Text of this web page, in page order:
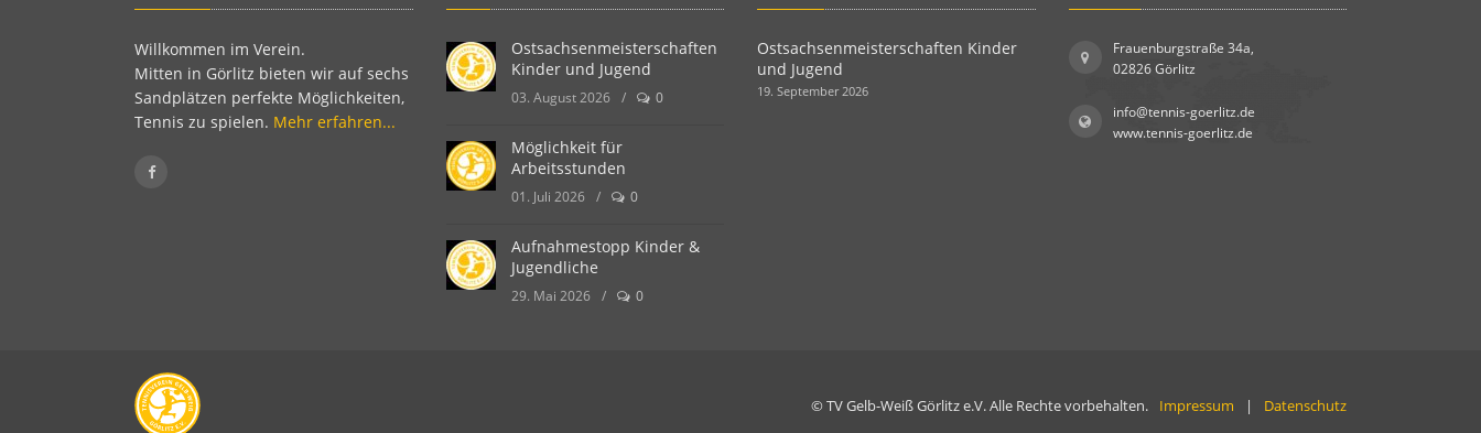
Willkommen im Verein.
Mitten in Görlitz bieten wir auf sechs
Sandplätzen perfekte Möglichkeiten,
Tennis zu spielen. Mehr erfahren...
Ostsachsenmeisterschaften
Kinder und Jugend
03. August 2026 / 0
Möglichkeit für
Arbeitsstunden
01. Juli 2026 / 0
Aufnahmestopp Kinder &
Jugendliche
29. Mai 2026 / 0
Ostsachsenmeisterschaften Kinder
und Jugend
19. September 2026
Frauenburgstraße 34a,
02826 Görlitz
info@tennis-goerlitz.de
www.tennis-goerlitz.de
© TV Gelb-Weiß Görlitz e.V. Alle Rechte vorbehalten. Impressum | Datenschutz